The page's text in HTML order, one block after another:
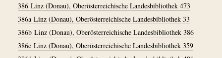
386 Linz (Donau), Oberösterreichische Landesbibliothek 473
386a Linz (Donau), Oberösterreichische Landesbibliothek 33
386b Linz (Donau), Oberösterreichische Landesbibliothek 386
386c Linz (Donau), Oberösterreichische Landesbibliothek 359